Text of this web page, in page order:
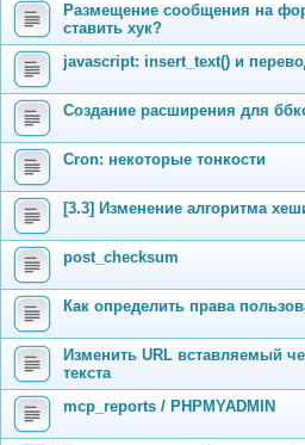
Размещение сообщения на
ставить хук?
javascript: insert_text() и
Создание расширения для
Cron: некоторые тонкости
[3.3] Изменение алгоритма
post_checksum
Как определить права
Изменить URL вставляемый
текста
mcp_reports / PHPMYADMIN